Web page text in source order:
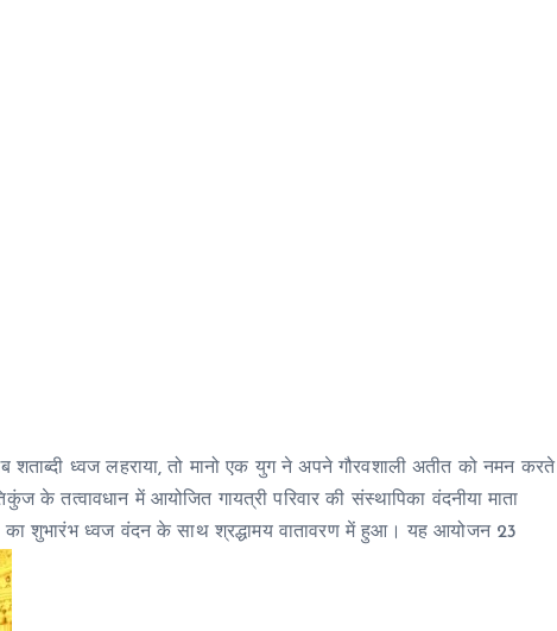
शताब्दी ध्वज लहराया, तो मानो एक युग ने अपने गौरवशाली अतीत को नमन करते
के तत्वावधान में आयोजित गायत्री परिवार की संस्थापिका वंदनीया माता
का शुभारंभ ध्वज वंदन के साथ श्रद्धामय वातावरण में हुआ। यह आयोजन 23